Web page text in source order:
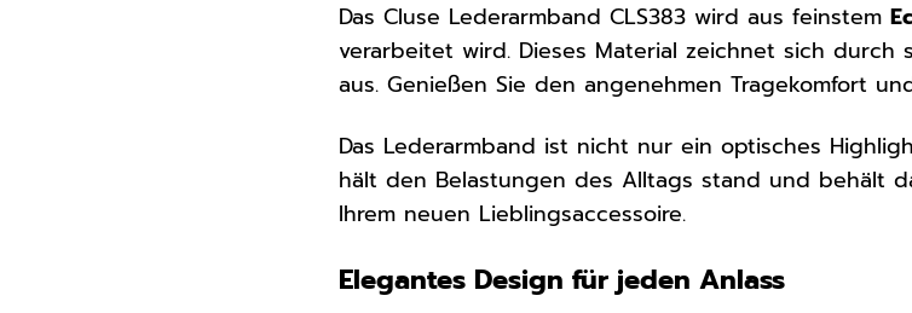
Das Cluse Lederarmband CLS383 wird aus feinstem
verarbeitet wird. Dieses Material zeichnet sich durch
aus. Genießen Sie den angenehmen Tragekomfort
Das Lederarmband ist nicht nur ein optisches
hält den Belastungen des Alltags stand und behält
Ihrem neuen Lieblingsaccessoire.
Elegantes Design für jeden Anlass